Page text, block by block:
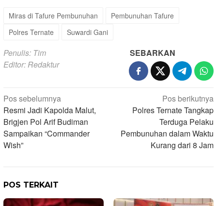
Miras di Tafure Pembunuhan
Pembunuhan Tafure
Polres Ternate
Suwardi Gani
Penulis: Tim
Editor: Redaktur
SEBARKAN
Navigasi
pos
Pos sebelumnya
Resmi Jadi Kapolda Malut,
Brigjen Pol Arif Budiman
Sampaikan “Commander
Wish”
Pos berikutnya
Polres Ternate Tangkap
Terduga Pelaku
Pembunuhan dalam Waktu
Kurang dari 8 Jam
POS TERKAIT